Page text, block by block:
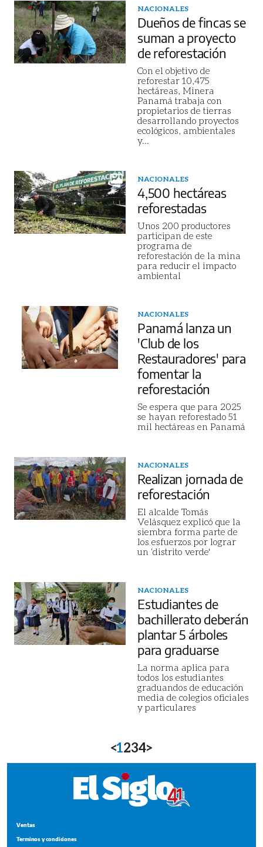
NACIONALES
Dueños de fincas se
suman a proyecto
de reforestación
Con el objetivo de
reforestar 10,475
hectáreas, Minera
Panamá trabaja con
propietarios de tierras
desarrollando proyectos
ecológicos, ambientales
y...
NACIONALES
4,500 hectáreas
reforestadas
Unos 200 productores
participan de este
programa de
reforestación de la mina
para reducir el impacto
ambiental
NACIONALES
Panamá lanza un
'Club de los
Restauradores' para
fomentar la
reforestación
Se espera que para 2025
se hayan reforestado 51
mil hectáreas en Panamá
NACIONALES
Realizan jornada de
reforestación
El alcalde Tomás
Velásquez explicó que la
siembra forma parte de
los esfuerzos por lograr
un ‘distrito verde'
NACIONALES
Estudiantes de
bachillerato deberán
plantar 5 árboles
para graduarse
La norma aplica para
todos los estudiantes
graduandos de educación
media de colegios oficiales
y particulares
<1234>
Ventas
Terminos y condiciones